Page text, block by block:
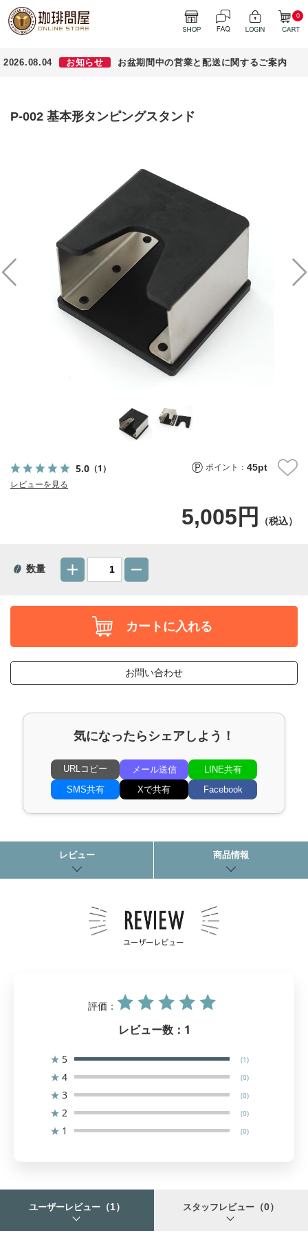
0
2026.08.04 お知らせ お盆期間中の営業と配送に関するご案内
P-002 基本形タンピングスタンド
5.0（1）
レビューを見る
ポイント：45pt
5,005円 （税込）
数量
カートに入れる
お問い合わせ
気になったらシェアしよう！
URLコピー メール送信
LINE共有
SMS共有
Xで共有 Facebook
レビュー 商品情報
評価：
レビュー数： 1
★ 5 (1)
★ 4 (0)
★ 3 (0)
★ 2 (0)
★ 1 (0)
ユーザーレビュー （1） スタッフレビュー （0）